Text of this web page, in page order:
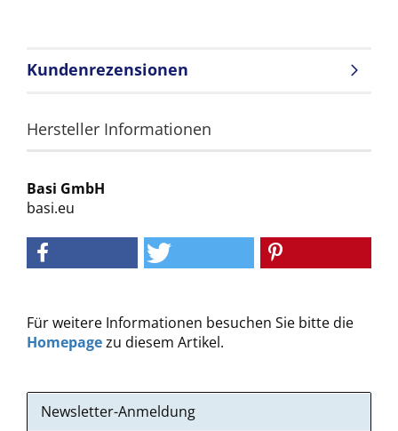
Kundenrezensionen
Hersteller Informationen
Basi GmbH
basi.eu
Für weitere Informationen besuchen Sie bitte die
Homepagezu diesem Artikel.
Newsletter-Anmeldung